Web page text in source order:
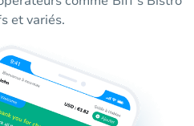
et variés.